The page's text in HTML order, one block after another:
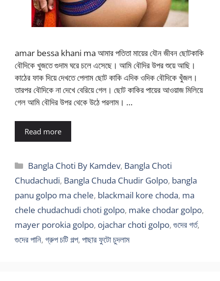
amar bessa khani ma আমার পতিতা মায়ের যৌন জীবন ছোটকাকি
বৌদিকে খুজতে গুদাম ঘরে চলে এসেছে। আমি বৌদির উপর শুয়ে আছি।
কাঠের ফাক দিয়ে দেখতে পেলাম ছোট কাকি এদিক ওদিক বৌদিকে খুঁজল।
তারপর বৌদিকে না দেখে বেরিয়ে গেল। ছোট কাকির পায়ের আওয়াজ মিলিয়ে
গেল আমি বৌদির উপর থেকে উঠে পরলাম। …
Read more
Categories
Bangla Choti By Kamdev, Bangla Choti
Chudachudi, Bangla Chuda Chudir Golpo, bangla
panu golpo ma chele, blackmail kore choda, ma
chele chudachudi choti golpo, make chodar golpo,
mayer porokia golpo, ojachar choti golpo, গুদের গর্ত,
গুদের পানি, গ্রুপ চটি গল্প, পাছার ফুটো চুদলাম